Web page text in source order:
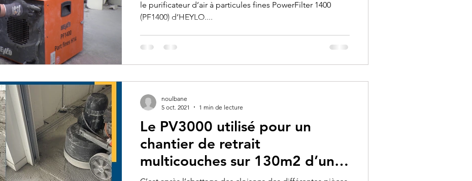
le purificateur d’air à particules fines PowerFilter 1400
(PF1400) d’HEYLO....
Le PV3000 utilisé pour un
chantier de retrait
multicouches sur 130m2 d’une
noulbane
5 oct. 2021
1 min de lecture